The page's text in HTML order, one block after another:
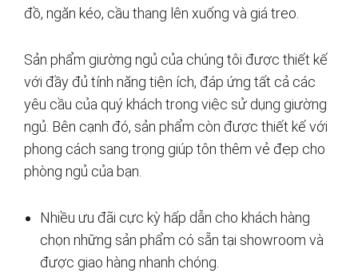
đồ, ngăn kéo, cầu thang lên xuống và giá treo.
Sản phẩm giường ngủ của chúng tôi được thiết kế
với đầy đủ tính năng tiện ích, đáp ứng tất cả các
yêu cầu của quý khách trong việc sử dụng giường
ngủ. Bên cạnh đó, sản phẩm còn được thiết kế với
phong cách sang trọng giúp tôn thêm vẻ đẹp cho
phòng ngủ của bạn.
Nhiều ưu đãi cực kỳ hấp dẫn cho khách hàng
chọn những sản phẩm có sẵn tại showroom và
được giao hàng nhanh chóng.